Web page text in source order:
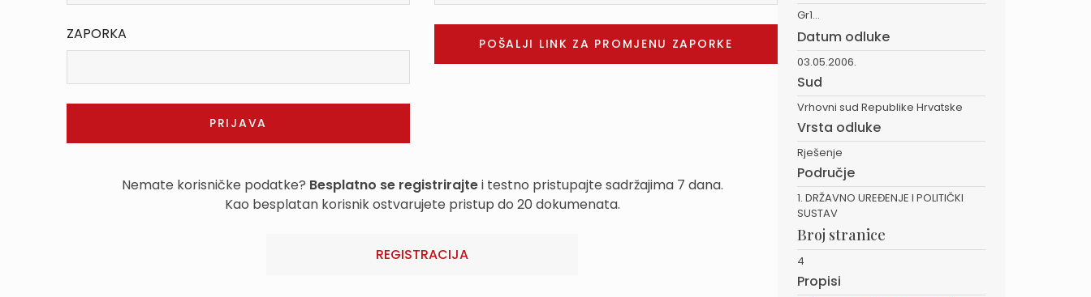
ZAPORKA
Nemate korisničke podatke? Besplatno se registrirajtei testno pristupajte sadržajima 7 dana.
Kao besplatan korisnik ostvarujete pristup do 20 dokumenata.
REGISTRACIJA
Gr1...
Datum odluke
03.05.2006.
Sud
Vrhovni sud Republike Hrvatske
Vrsta odluke
Rješenje
Područje
1. DRŽAVNO UREĐENJE I POLITIČKI
SUSTAV
Broj stranice
4
Propisi